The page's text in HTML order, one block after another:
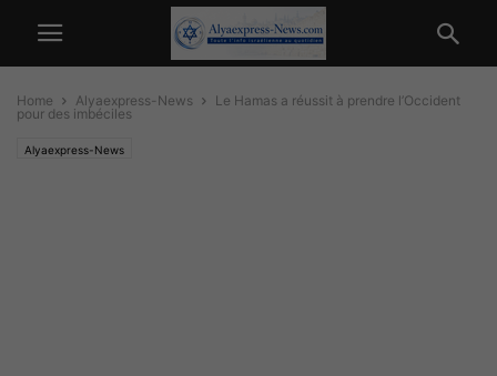
Home Alyaexpress-News
Le Hamas a réussit à prendre l’Occident
pour des imbéciles
Alyaexpress-News